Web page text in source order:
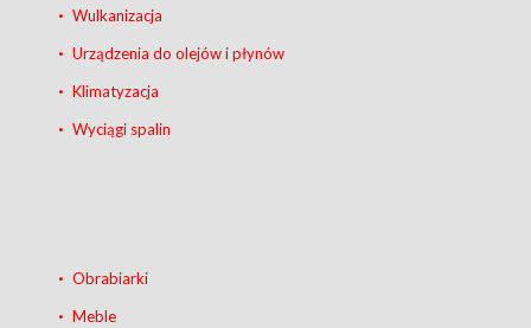
Wulkanizacja
Urządzenia do olejów i płynów
Klimatyzacja
Wyciągi spalin
Obrabiarki
Meble